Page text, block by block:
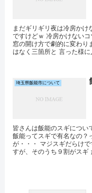
まだギリギリ夜は冷房かけ
ですけどｗ 冷房かけない
窓の開け方で劇的に変わり
はなく三箇所と 言った様
埼玉県飯能市について
皆さんは飯能のスギについ
飯能ってスギで有名なの？
が・・・ マジスギだらけ
すが、そのうち９割がスギ